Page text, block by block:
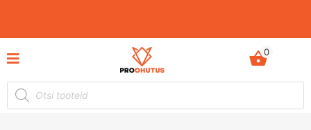
Ohutusjuhendid hetkel -50% soodustusega!
0